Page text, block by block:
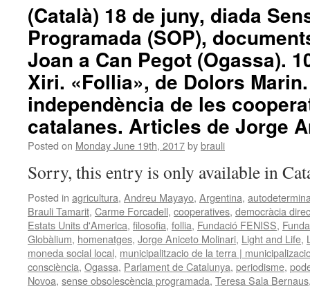
(Català) 18 de juny, diada
Programada (SOP),
Joan a Can Pegot (Ogassa).
Xiri. «Follia», de Dolors
independència de les
catalanes. Articles de Jorge
Posted on Monday June 19th, 2017bybrauli
Sorry, this entry is only available in
Posted in agricultura, Andreu Mayayo, Argentina,
Brauli Tamarit, Carme Forcadell, cooperatives, democràcia
Estats Units d'America, filosofia, follia, Fundació FENISS,
Globàlium, homenatges, Jorge Aniceto Molinari, Light and Life,
moneda social local, municipalitzacio de la terra |
consciència, Ogassa, Parlament de Catalunya, periodisme,
Novoa, sense obsolescència programada, Teresa Sala Bernaus